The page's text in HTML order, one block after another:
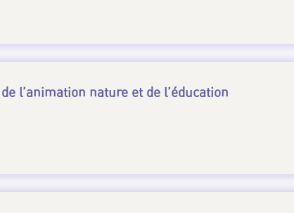
l’animation nature et de l’éducation